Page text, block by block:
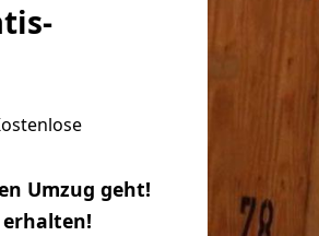
Umzug geht!